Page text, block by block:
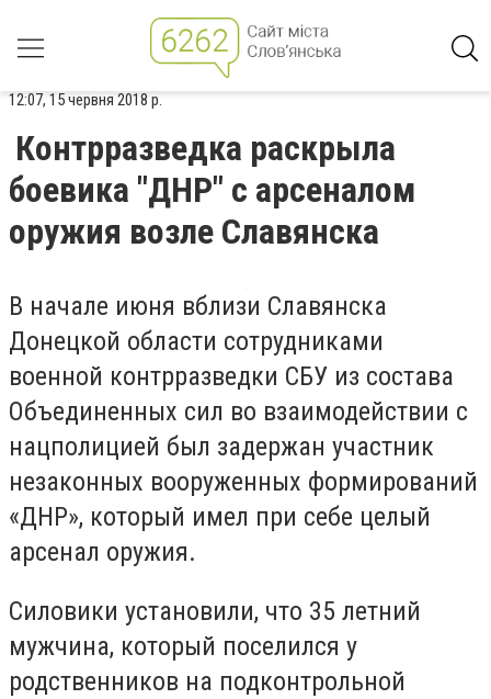
12:07, 15 червня 2018 р.
Контрразведка раскрыла
боевика "ДНР" с арсеналом
оружия возле Славянска
В начале июня вблизи Славянска
Донецкой области сотрудниками
военной контрразведки СБУ из состава
Объединенных сил во взаимодействии с
нацполицией был задержан участник
незаконных вооруженных формирований
«ДНР», который имел при себе целый
арсенал оружия.
Силовики установили, что 35 летний
мужчина, который поселился у
родственников на подконтрольной